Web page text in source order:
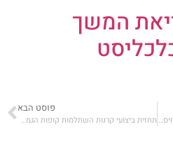
המשך
עושק הציבור: משלם 0.8% על פוליסת חיסכון שקלית של חברות הביטוח
פוסט הבא
תחזית ביצועי קרנות השתלמות קופות הגמל ופנסיה לאוקטובר 2025 – עד 22.5%+ מתחילת השנה